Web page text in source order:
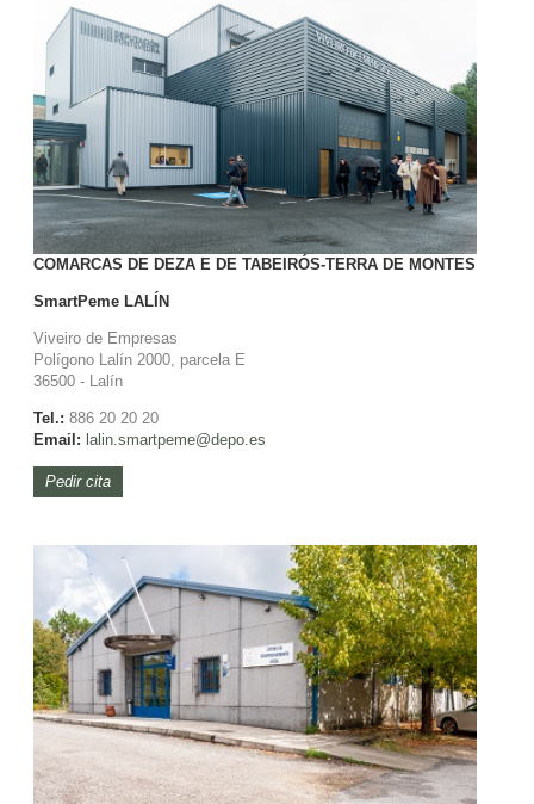
COMARCAS DE DEZA E DE TABEIRÓS-TERRA DE MONTES
SmartPeme LALÍN
Viveiro de Empresas
Polígono Lalín 2000, parcela E
36500 - Lalín
Tel.: 886 20 20 20
Email: lalin.smartpeme@depo.es
Pedir cita